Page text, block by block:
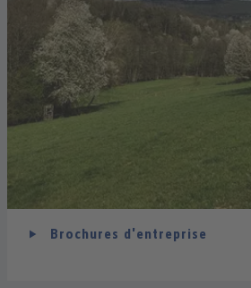
Brochures d'entreprise